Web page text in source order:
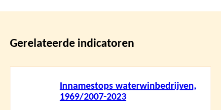
Gerelateerde indicatoren
Innamestops waterwinbedrijven,
1969/2007-2023